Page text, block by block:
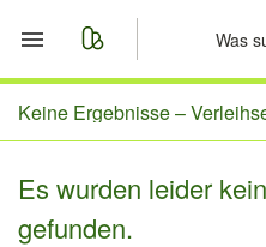
Start
Nachrichten
Keine Ergebnisse –
Es wurden leider
gefunden.